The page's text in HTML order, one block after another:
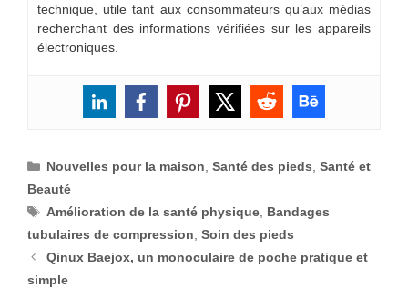
technique, utile tant aux consommateurs qu’aux médias
recherchant des informations vérifiées sur les appareils
électroniques.
Catégories
Nouvelles pour la maison ,Santé des pieds ,Santé et
Beauté
Étiquettes
Amélioration de la santé physique Bandages
tubulaires de compression Soin des pieds
Qinux Baejox, un monoculaire de poche pratique et
simple